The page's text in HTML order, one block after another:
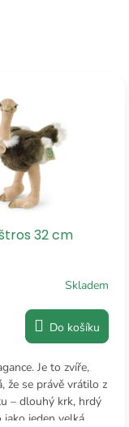
32 cm
Skladem
Do košíku
Je to zvíře,
že se právě vrátilo z
– dlouhý krk, hrdý
jeden velká